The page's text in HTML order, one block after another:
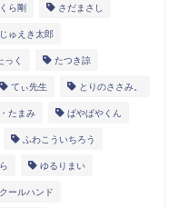
ら剛 さだまさし
じゅえき太郎
っく たつき諒
てぃ先生 とりのささみ。
たまみ ぱやぱやくん
ふわこういちろう
ゆるりまい
ールハンド